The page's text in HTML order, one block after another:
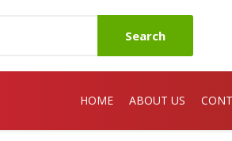
Search
HOME ABOUT US